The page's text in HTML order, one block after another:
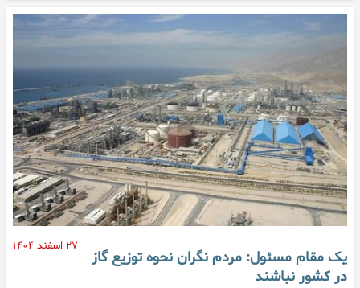
۲۷ اسفند ۱۴۰۴
یک مقام مسئول: مردم نگران نحوه توزیع گاز
در کشور نباشند